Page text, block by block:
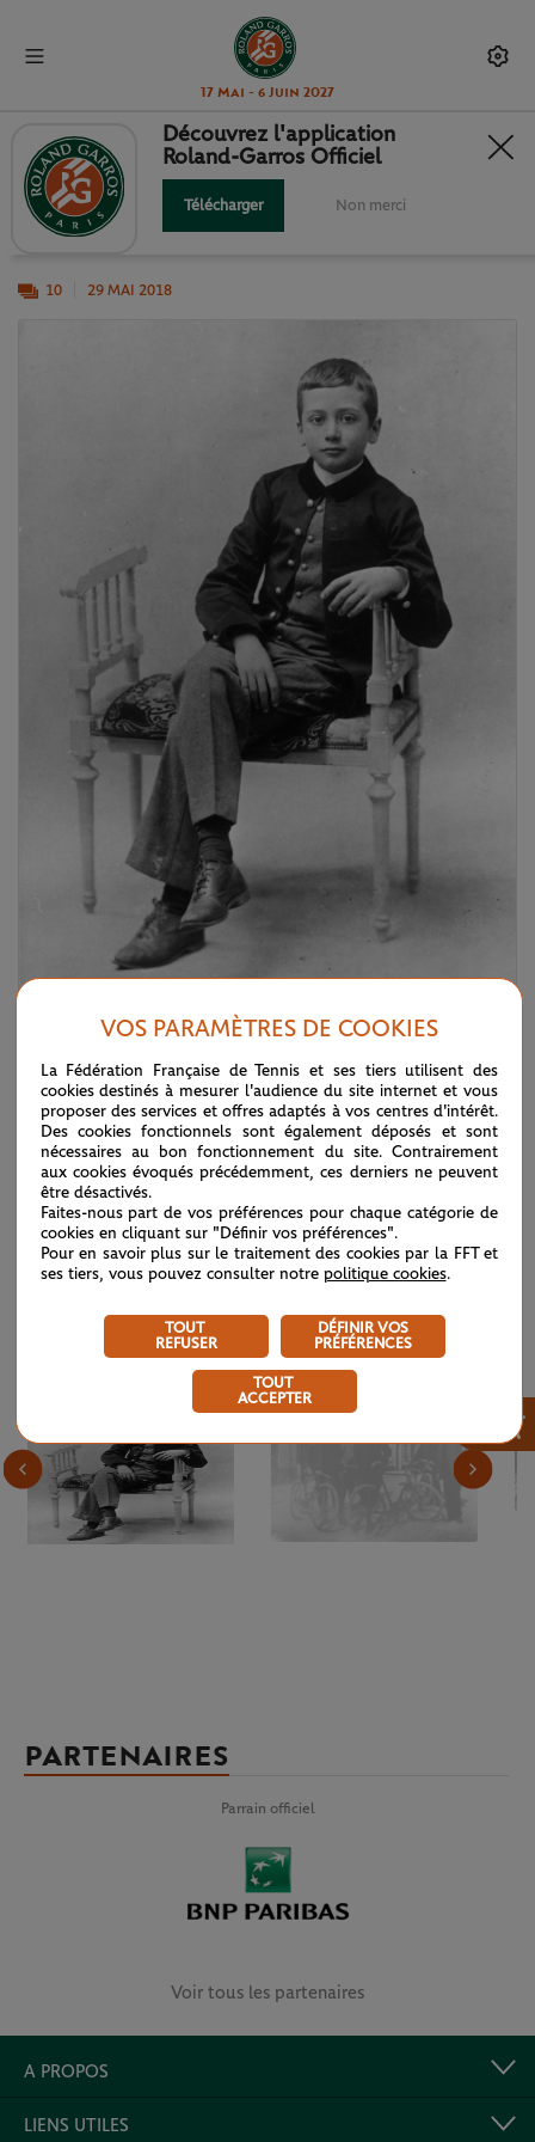
17 Mai - 6 Juin 2027
2/ DES ORIGINES À L'HORIZON...
10 29 MAI 2018
Roland Garros à 12 ans en costume de lycéen. Paris,
1900.
A quatre ans, il quitte l’ancienne île Bourbon et suit ses
parents à Saïgon, en Cochinchine. Inscrit au lycée
Stanislas, à Paris, afin d’y mener ses études, Roland doit
quitter, à 11 ans, le foyer familial. Seul, il découvre
alors l’indépendance et se forge un solide
tempérament. Souffrant, il est envoyé à Cannes, où il
renaît grâce au sport.
Découvrez l'application
Roland-Garros Officiel
Télécharger Non merci
PARTENAIRES
Parrain officiel
Voir tous les partenaires
A PROPOS
LIENS UTILES
VOS PARAMÈTRES DE COOKIES
La Fédération Française de Tennis et ses tiers utilisent des
cookies destinés à mesurer l'audience du site internet et vous
proposer des services et offres adaptés à vos centres d'intérêt.
Des cookies fonctionnels sont également déposés et sont
nécessaires au bon fonctionnement du site. Contrairement
aux cookies évoqués précédemment, ces derniers ne peuvent
être désactivés.
Faites-nous part de vos préférences pour chaque catégorie de
cookies en cliquant sur "Définir vos préférences".
Pour en savoir plus sur le traitement des cookies par la FFT et
ses tiers, vous pouvez consulter notre politique cookies.
TOUT
REFUSER
DÉFINIR VOS
PRÉFÉRENCES
TOUT
ACCEPTER